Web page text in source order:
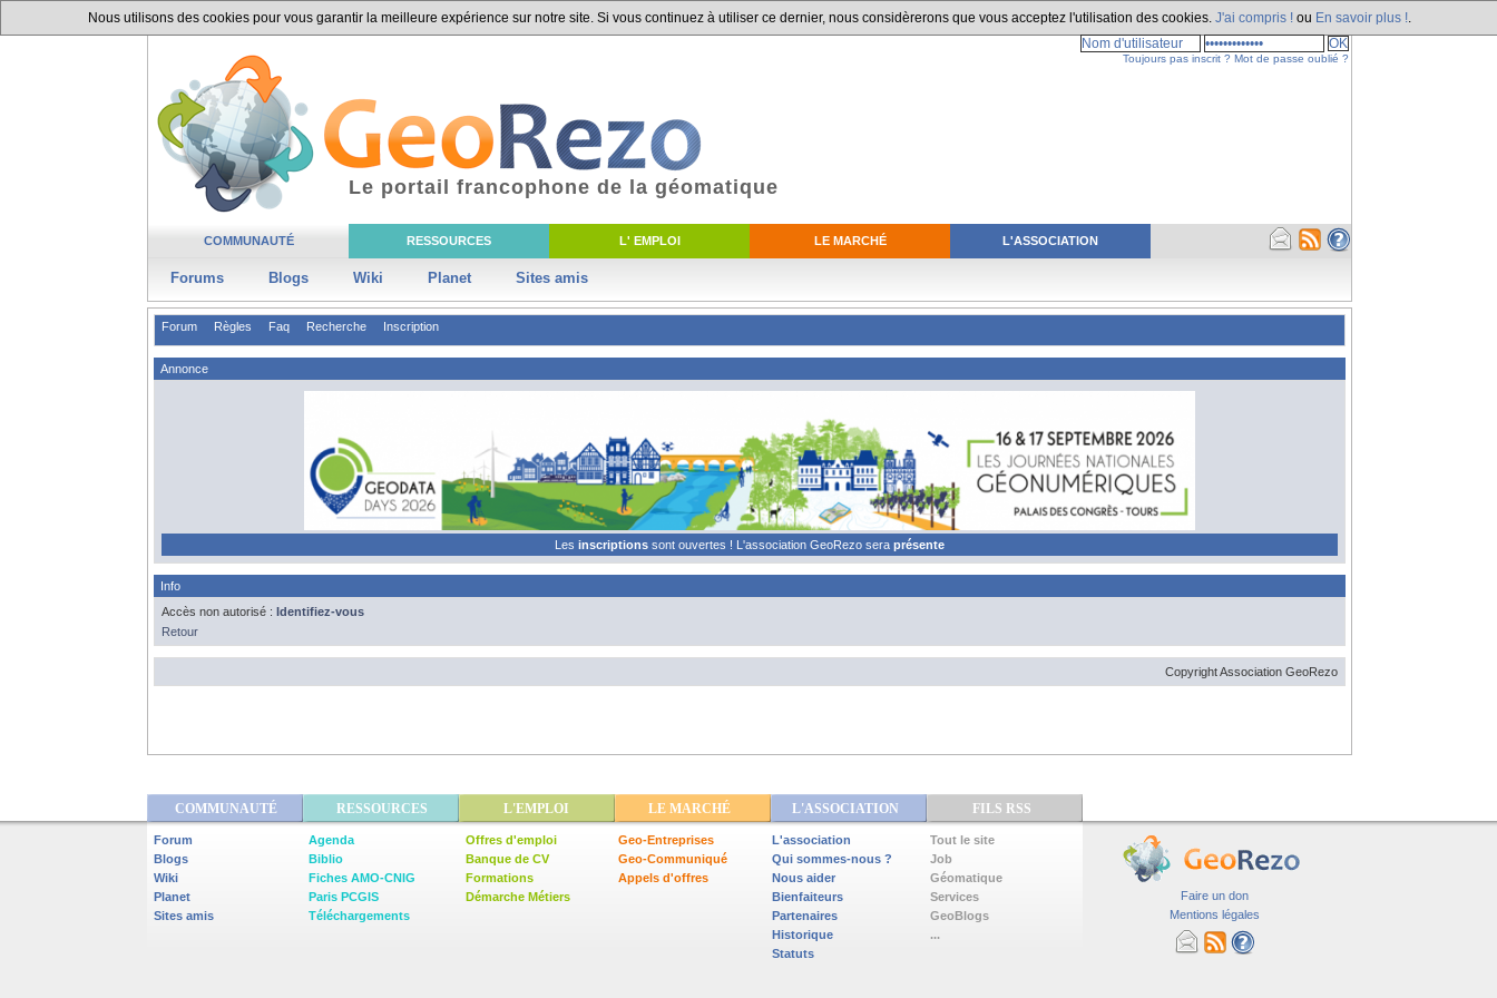
Nous utilisons des cookies pour vous garantir la meilleure expérience sur notre site. Si vous continuez à utiliser ce dernier, nous considèrerons que vous acceptez l'utilisation des cookies. J'ai compris ! ou En savoir plus !
COMMUNAUTÉ RESSOURCES L' EMPLOI LE MARCHÉ L'ASSOCIATION
Forums Blogs Wiki Planet Sites amis
Le portail francophone de la géomatique
Toujours pas inscrit ? Mot de passe oublié ?
Forum Règles Faq Recherche Inscription
Annonce
Les inscriptions sont ouvertes ! L'association GeoRezo sera présente
Info
Accès non autorisé : Identifiez-vous
Retour
Copyright Association GeoRezo
COMMUNAUTÉ RESSOURCES L'EMPLOI LE MARCHÉ L'ASSOCIATION FILS RSS
Forum
Blogs
Wiki
Planet
Sites amis
Agenda
Biblio
Fiches AMO-CNIG
Paris PCGIS
Téléchargements
Offres d'emploi
Banque de CV
Formations
Démarche Métiers
Geo-Entreprises
Geo-Communiqué
Appels d'offres
L'association
Qui sommes-nous ?
Nous aider
Bienfaiteurs
Partenaires
Historique
Statuts
Tout le site
Job
Géomatique
Services
GeoBlogs
...
Faire un don
Mentions légales